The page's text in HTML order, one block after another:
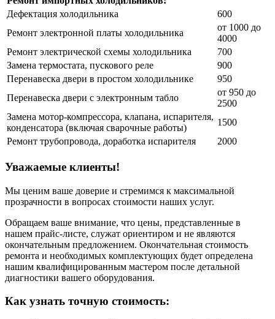
Дефектация холодильника
600
Ремонт электронной платы холодильника
от 1000 до
4000
Ремонт электрической схемы холодильника
700
Замена термостата, пускового реле
900
Перенавеска двери в простом холодильнике
950
Перенавеска двери с электронным табло
от 950 до
2500
Замена мотор-компрессора, клапана, испарителя,
конденсатора (включая сварочные работы)
1500
Ремонт трубопровода, доработка испарителя
2000
Уважаемые клиенты!
Мы ценим ваше доверие и стремимся к максимальной
прозрачности в вопросах стоимости наших услуг.
Обращаем ваше внимание, что цены, представленные в
нашем прайс-листе, служат ориентиром и не являются
окончательным предложением. Окончательная стоимость
ремонта и необходимых комплектующих будет определена
нашим квалифицированным мастером после детальной
диагностики вашего оборудования.
Как узнать точную стоимость: